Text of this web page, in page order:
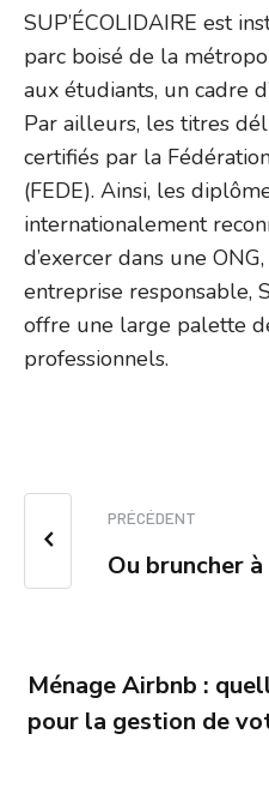
SUP’ÉCOLIDAIRE est
parc boisé de la
aux étudiants, un cadre
Par ailleurs, les titres
certifiés par la
(FEDE). Ainsi, les
internationalement
d’exercer dans une
entreprise responsable,
offre une large palette
professionnels.
PRÉCÉDENT
Ou bruncher à
Ménage Airbnb :
pour la gestion de